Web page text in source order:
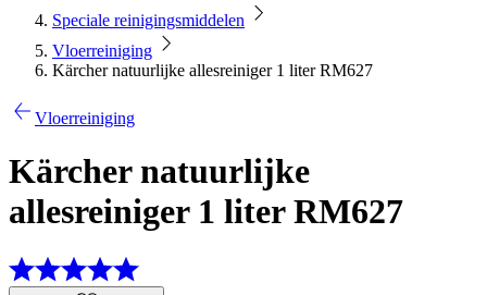
Speciale reinigingsmiddelen
Vloerreiniging
Kärcher natuurlijke allesreiniger 1 liter RM627
Vloerreiniging
Kärcher natuurlijke
allesreiniger 1 liter RM627